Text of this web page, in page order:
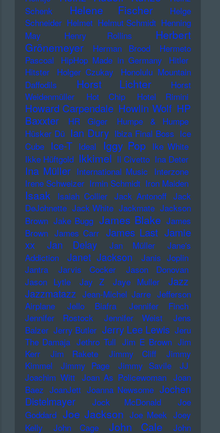
Schenk
Helene Fischer
Helge
Schneider Helmet Helmut Schmidt Henning
May
Henry Rollins
Herbert
Grönemeyer
Herman Brood
Hermeto
Pascoal
HipHop Made in Germany
Hitler
Hitster
Holger Czukay
Honolulu Mountain
Daffodils
Horst Lichter
Horst
Weidenmüller
Hot Chip Hotel Rimini
Howard Carpendale Howlin Wolf HP
Baxxter
HR Giger
Humpe & Humpe
Hüsker Dü Ian Dury Ibiza Final Boss Ice
Cube
Ice-T Ideal Iggy Pop Ike White
Ikke Hüftgold Ikkimel Il Civetto Ina Deter
Ina Müller International Music Interzone
Irene Schweizer Irmin Schmidt Iron Maiden
Isaak Isaiah Collier Jack Antonoff Jack
DeJohnette Jack White Jackmate Jackson
Brown Jake Bugg James Blake James
Brown James Carr James Last Jamie
xx
Jan Delay Jan Müller
Jane's
Addiction
Janet Jackson
Janis Joplin
Jantra
Jarvis Cocker
Jason Donovan
Jason Lytle
Jay Z Jaye Muller
Jazz
Jazzmatazz Jean-Michel Jarre Jefferson
Airplane
Jello Biafra
Jennifer Finch
Jennifer Rostock
Jennifer Weist
Jens
Balzer Jerry Butler Jerry Lee Lewis Jeru
The Damaja Jethro Tull Jim E Brown Jim
Kerr
Jim Rakete Jimmy Cliff
Jimmy
Kimmel
Jimmy Page Jimmy Savile
JJ
Joachim Witt Joan As Policewoman Joan
Baez JoanJett Joanna Newsome Jochen
Distelmayer
Jock McDonald
Joe
Goddard Joe Jackson Joe Meek Joey
Kelly
John Cage John Cale
John